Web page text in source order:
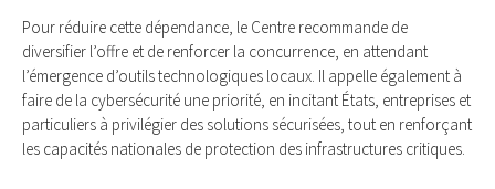
Pour réduire cette dépendance, le Centre recommande de
diversifier l’offre et de renforcer la concurrence, en attendant
l’émergence d’outils technologiques locaux. Il appelle également à
faire de la cybersécurité une priorité, en incitant États, entreprises et
particuliers à privilégier des solutions sécurisées, tout en renforçant
les capacités nationales de protection des infrastructures critiques.